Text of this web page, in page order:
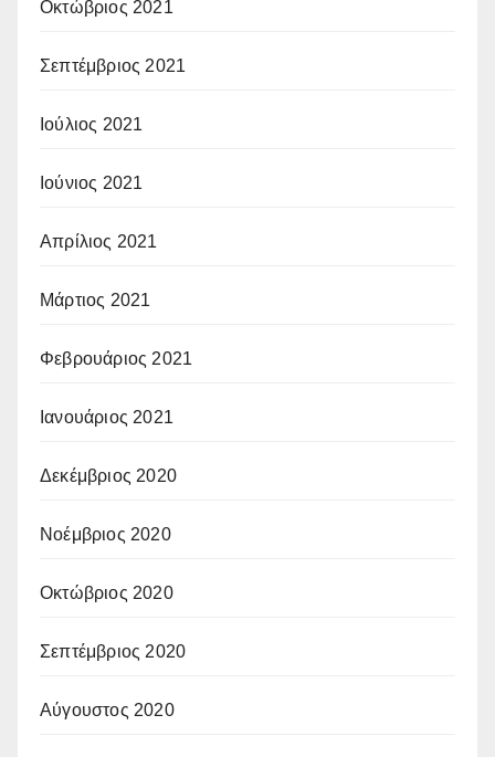
Οκτώβριος 2021
Σεπτέμβριος 2021
Ιούλιος 2021
Ιούνιος 2021
Απρίλιος 2021
Μάρτιος 2021
Φεβρουάριος 2021
Ιανουάριος 2021
Δεκέμβριος 2020
Νοέμβριος 2020
Οκτώβριος 2020
Σεπτέμβριος 2020
Αύγουστος 2020